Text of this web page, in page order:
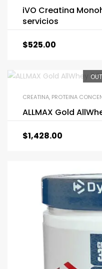
iVO Creatina
servicios
$525.00
CREATINA, PROTEINA
ALLMAX Gold
$1,428.00